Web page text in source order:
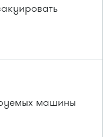
машины